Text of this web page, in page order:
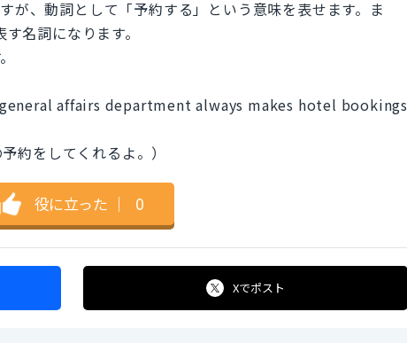
が、動詞として「予約する」という意味を表せます。ま
名詞になります。
affairs department always makes hotel bookings
約をしてくれるよ。）
役に立った ｜ 0
Xでポスト